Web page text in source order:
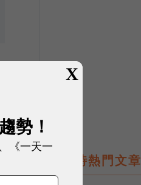
即時熱門文章
X
勢！
《一天一